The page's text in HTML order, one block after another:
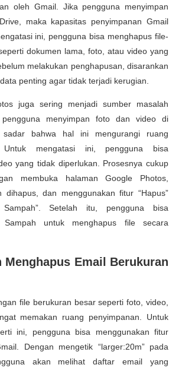
oleh Gmail. Jika pengguna menyimpan
maka kapasitas penyimpanan Gmail
ini, pengguna bisa menghapus file-
dokumen lama, foto, atau video yang
melakukan penghapusan, disarankan
penting agar tidak terjadi kerugian.
juga sering menjadi sumber masalah
pengguna menyimpan foto dan video di
bahwa hal ini mengurangi ruang
Untuk mengatasi ini, pengguna bisa
yang tidak diperlukan. Prosesnya cukup
membuka halaman Google Photos,
dan menggunakan fitur “Hapus”
Setelah itu, pengguna bisa
Sampah untuk menghapus file secara
Menghapus Email Berukuran
file berukuran besar seperti foto, video,
memakan ruang penyimpanan. Untuk
ini, pengguna bisa menggunakan fitur
Dengan mengetik “larger:20m” pada
akan melihat daftar email yang